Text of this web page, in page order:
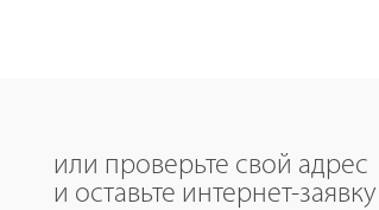
или проверьте свой адрес
и оставьте интернет-заявку